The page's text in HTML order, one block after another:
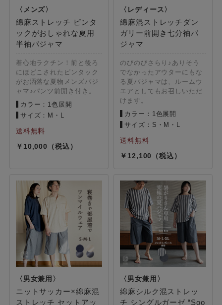
綿麻ストレッチ ピンタ
ックがおしゃれな夏用
半袖パジャマ
着心地ラクチン！前と後ろ
にほどこされたピンタック
がお洒落な夏物メンズパジ
ャマ♪パンツ前開き付き。
カラー：1色展開
サイズ：M・L
10,000
綿麻混ストレッチダン
ガリー前開き七分袖パ
ジャマ
のびのびさらり♪ありそう
でなかったアウターにもな
る夏パジャマは、ルームウ
エアとしてもお召しいただ
けます。
カラー：1色展開
サイズ：S・M・L
12,100
ニットサッカー×綿麻混
ストレッチ セットアッ
綿麻シルク混ストレッ
チ シングルガーゼ “Soo